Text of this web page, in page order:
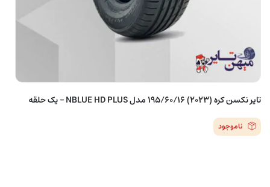
تایر نکسن کره (2023) 195/60/16 مدل NBLUE HD PLUS – یک حلقه
ناموجود